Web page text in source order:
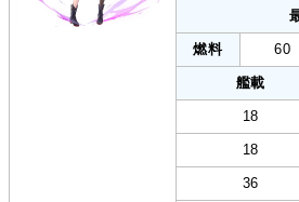
燃料 60
艦載
18
18
36